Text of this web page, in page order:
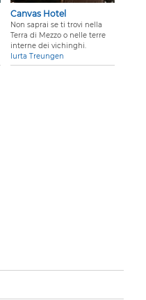
Canvas Hotel
Non saprai se ti trovi nella
Terra di Mezzo o nelle terre
interne dei vichinghi.
Iurta Treungen